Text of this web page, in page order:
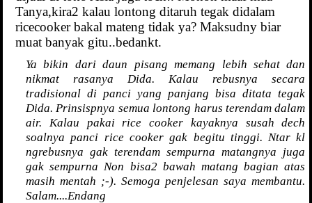
Tanya,kira2 kalau lontong ditaruh tegak didalam
ricecooker bakal mateng tidak ya? Maksudny biar
muat banyak gitu..bedankt.
Ya bikin dari daun pisang memang lebih sehat dan
nikmat rasanya Dida. Kalau rebusnya secara
tradisional di panci yang panjang bisa ditata tegak
Dida. Prinsispnya semua lontong harus terendam dalam
air. Kalau pakai rice cooker kayaknya susah dech
soalnya panci rice cooker gak begitu tinggi. Ntar kl
ngrebusnya gak terendam sempurna matangnya juga
gak sempurna Non bisa2 bawah matang bagian atas
masih mentah ;-). Semoga penjelesan saya membantu.
Salam....Endang